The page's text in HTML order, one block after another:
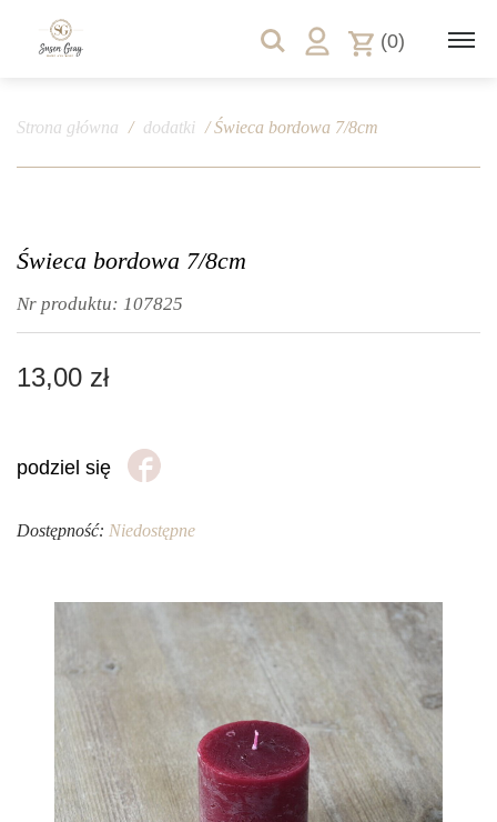
(0)
Strona główna / dodatki / Świeca bordowa 7/8cm
Świeca bordowa 7/8cm
Nr produktu: 107825
13,00 zł
podziel się
Dostępność: Niedostępne